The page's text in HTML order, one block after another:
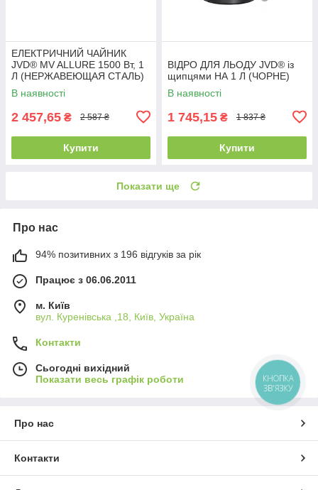
ЕЛЕКТРИЧНИЙ ЧАЙНИК
JVD® MV ALLURE 1500 Вт, 1
Л (НЕРЖАВЕЮЩАЯ СТАЛЬ)
В наявності
2 457,65 ₴ 2 587 ₴
Купити
ВІДРО ДЛЯ ЛЬОДУ JVD® із
щипцями НА 1 Л (ЧОРНЕ)
В наявності
1 745,15 ₴ 1 837 ₴
Купити
Показати ще
Про нас
94% позитивних з 196 відгуків за рік
Працює з 06.06.2011
м. Київ
вул. Куренівська ,18, Київ, Україна
Контакти
Сьогодні вихідний
Показати весь графік роботи
Про нас
Контакти
КНОПКА
ЗВ'ЯЗКУ